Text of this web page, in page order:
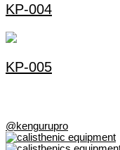
KP-004
KP-005
@kengurupro